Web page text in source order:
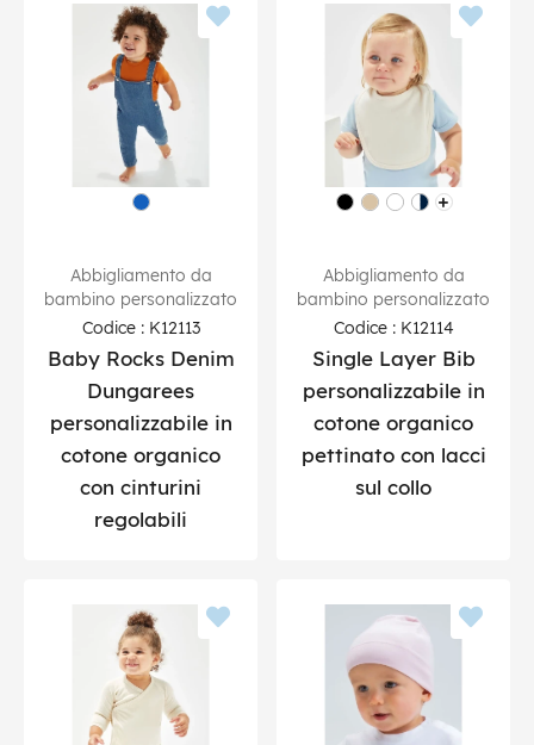
Abbigliamento da
bambino personalizzato
Codice : K12113
Baby Rocks Denim
Dungarees
personalizzabile in
cotone organico
con cinturini
regolabili
Abbigliamento da
bambino personalizzato
Codice : K12114
Single Layer Bib
personalizzabile in
cotone organico
pettinato con lacci
sul collo